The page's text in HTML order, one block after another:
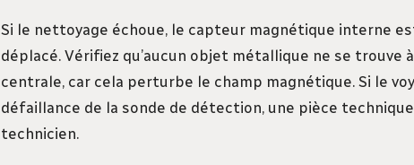
Si le nettoyage échoue, le capteur magnétique interne
déplacé. Vérifiez qu’aucun objet métallique ne se trouve
centrale, car cela perturbe le champ magnétique. Si le
défaillance de la sonde de détection, une pièce
technicien.